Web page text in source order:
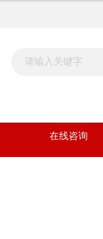
在线咨询